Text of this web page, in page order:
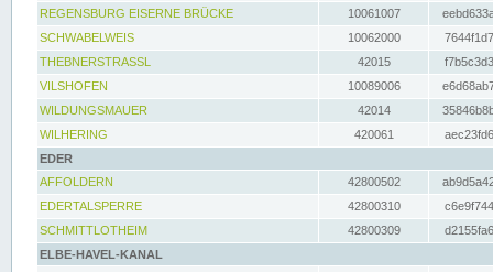
REGENSBURG EISERNE BRÜCKE
10061007
SCHWABELWEIS
10062000
THEBNERSTRASSL
42015
VILSHOFEN
10089006
WILDUNGSMAUER
42014
WILHERING
420061
EDER
AFFOLDERN
42800502
EDERTALSPERRE
42800310
SCHMITTLOTHEIM
42800309
ELBE-HAVEL-KANAL